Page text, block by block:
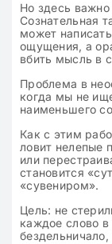
Но здесь
Сознательная
может
ощущения, а
вбить мысль в
Проблема в
когда мы не
наименьшего
Как с этим
ловит нелепые
или
становится
«сувениром».
Цель: не
каждое слово